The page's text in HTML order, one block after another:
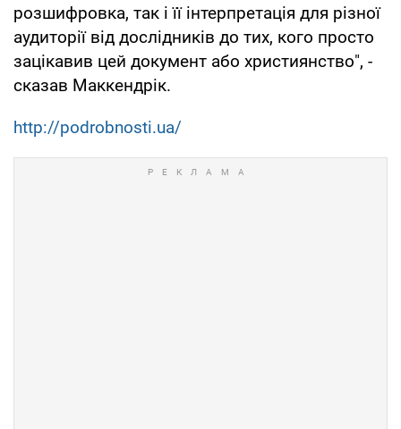
розшифровка, так і її інтерпретація для різної
аудиторії від дослідників до тих, кого просто
зацікавив цей документ або християнство", -
сказав Маккендрік.
http://podrobnosti.ua/